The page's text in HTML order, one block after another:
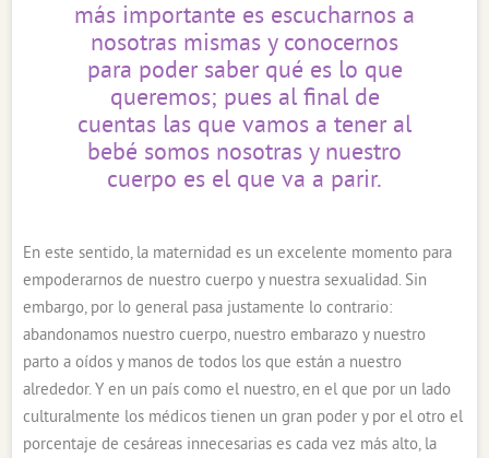
más importante es escucharnos a
nosotras mismas y conocernos
para poder saber qué es lo que
queremos; pues al final de
cuentas las que vamos a tener al
bebé somos nosotras y nuestro
cuerpo es el que va a parir.
En este sentido, la maternidad es un excelente momento para
empoderarnos de nuestro cuerpo y nuestra sexualidad. Sin
embargo, por lo general pasa justamente lo contrario:
abandonamos nuestro cuerpo, nuestro embarazo y nuestro
parto a oídos y manos de todos los que están a nuestro
alrededor. Y en un país como el nuestro, en el que por un lado
culturalmente los médicos tienen un gran poder y por el otro el
porcentaje de cesáreas innecesarias es cada vez más alto, la